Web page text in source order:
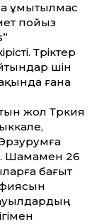
ұмытылмас
пойыз
Түріктер
үшін
ғана
жол Түркия
Шамамен 26
бағыт